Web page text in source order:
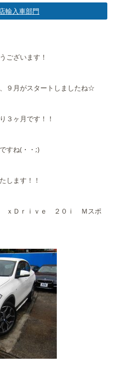
定のご案内
概要
輸入車部門
ございます！
９月がスタートしましたね☆
３ヶ月です！！
すね(・・;)
します！！
ｘＤｒｉｖｅ ２０ｉ Ｍスポ